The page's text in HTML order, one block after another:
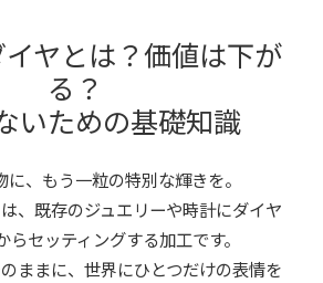
ヤとは？価値は下が
る？
いための基礎知識
に、もう一粒の特別な輝きを。
、既存のジュエリーや時計にダイヤ
らセッティングする加工です。
ままに、世界にひとつだけの表情を